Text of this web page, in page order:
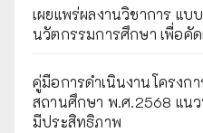
เผยแพร่ผลงานวิชาการ แบ
นวัตกรรมการศึกษา เพื่อคั
คู่มือการดำเนินงานโครงก
สถานศึกษา พ.ศ.2568 แน
มีประสิทธิภาพ